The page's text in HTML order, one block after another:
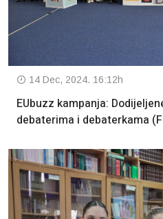
14 Dec, 2024. 16:12h
EUbuzz kampanja:
debaterima i debaterkama